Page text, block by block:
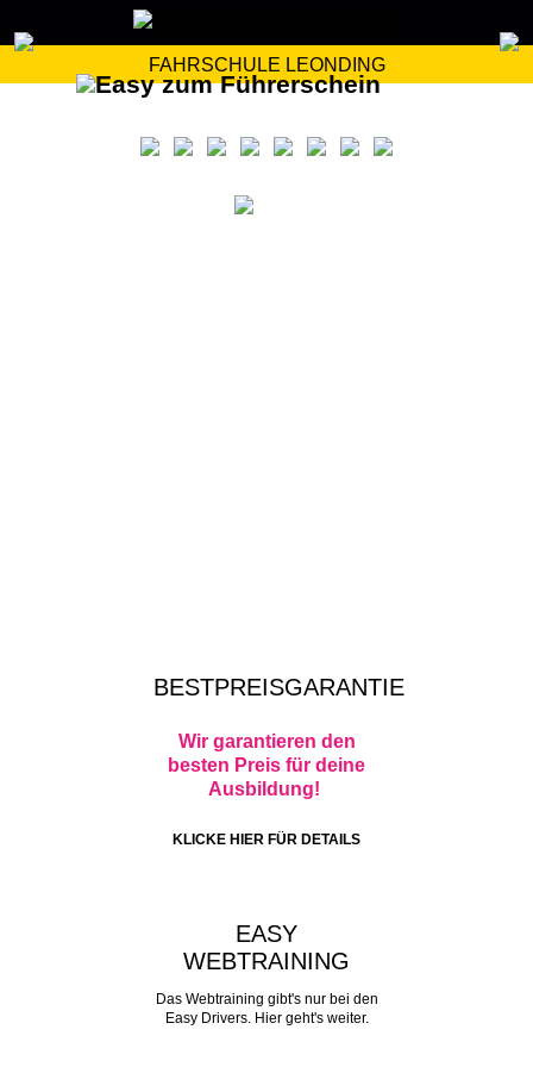
FAHRSCHULE LEONDING
BESTPREISGARANTIE
Wir garantieren den
besten Preis für deine
Ausbildung!
KLICKE HIER FÜR DETAILS
EASY
WEBTRAINING
Das Webtraining gibt's nur bei den
Easy Drivers. Hier geht's weiter.